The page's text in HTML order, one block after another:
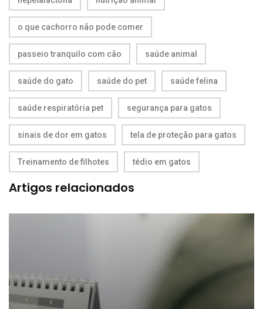
o que cachorro não pode comer
passeio tranquilo com cão saúde animal
saúde do gato saúde do pet saúde felina
saúde respiratória pet segurança para gatos
sinais de dor em gatos tela de proteção para gatos
Treinamento de filhotes tédio em gatos
Artigos relacionados